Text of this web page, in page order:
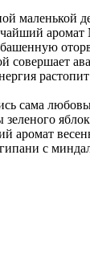
маленькой
совершает
сама
аромат
с